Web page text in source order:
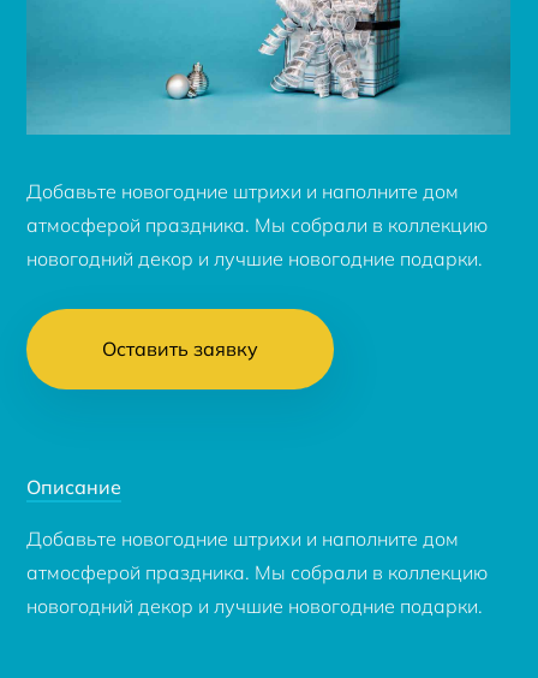
Добавьте новогодние штрихи и наполните дом
атмосферой праздника. Мы собрали в коллекцию
новогодний декор и лучшие новогодние подарки.
Оставить заявку
Описание
Добавьте новогодние штрихи и наполните дом
атмосферой праздника. Мы собрали в коллекцию
новогодний декор и лучшие новогодние подарки.